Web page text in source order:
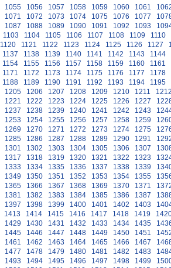
1055 1056 1057 1058 1059 1060 1061
1071 1072 1073 1074 1075 1076 1077
1087 1088 1089 1090 1091 1092 1093
1103 1104 1105 1106 1107 1108 1109
1110
1120 1121 1122 1123 1124 1125 1126 1127
1137 1138 1139 1140 1141 1142 1143
1144
1154 1155 1156 1157 1158 1159 1160
1161
1171 1172 1173 1174 1175 1176 1177
1178
1188 1189 1190 1191 1192 1193 1194
1195
1205 1206 1207 1208 1209 1210 1211
1221 1222 1223 1224 1225 1226 1227
1237 1238 1239 1240 1241 1242 1243
1253 1254 1255 1256 1257 1258 1259
1269 1270 1271 1272 1273 1274 1275
1285 1286 1287 1288 1289 1290 1291
1301 1302 1303 1304 1305 1306 1307
1317 1318 1319 1320 1321 1322 1323
1333 1334 1335 1336 1337 1338 1339
1349 1350 1351 1352 1353 1354 1355
1365 1366 1367 1368 1369 1370 1371
1381 1382 1383 1384 1385 1386 1387
1397 1398 1399 1400 1401 1402 1403
1413 1414 1415 1416 1417 1418 1419
1429 1430 1431 1432 1433 1434 1435
1445 1446 1447 1448 1449 1450 1451
1461 1462 1463 1464 1465 1466 1467
1477 1478 1479 1480 1481 1482 1483
1493 1494 1495 1496 1497 1498 1499